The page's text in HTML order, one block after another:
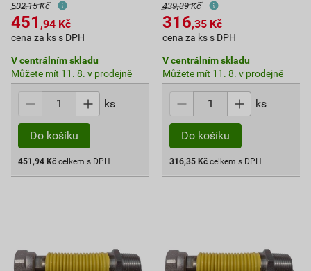
502,15 Kč
451 ,94 Kč
cena za ks s DPH
V centrálním skladu
Můžete mít 11. 8. v prodejně
ks
Do košíku
451,94 Kč celkem s DPH
439,39 Kč
316,35 Kč
cena za ks s DPH
V centrálním skladu
Můžete mít 11. 8. v prodejně
ks
Do košíku
316,35 Kč celkem s DPH